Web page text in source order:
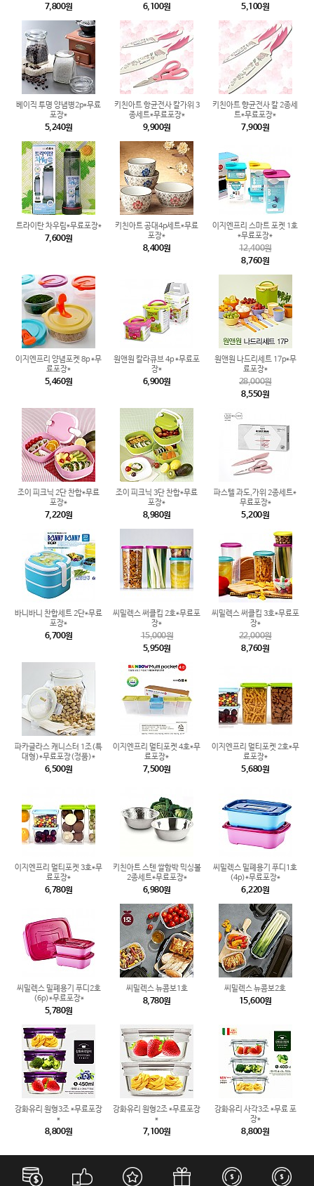
7,800원 6,100원 5,100원
베이직 투명 양념병2p*무료
포장*
5,240원
키친아트 항균전사 칼가위 3
종세트*무료포장*
9,900원
키친아트 향균전사 칼 2종세
트*무료포장*
7,900원
트라이탄 차우림*무료포장*
7,600원
키친아트 공대4p세트*무료
포장*
8,400원
이지엔프리 스마트 포켓 1호
*무료포장*
12,400원
8,760원
이지엔프리 양념포켓 8p *무
료포장*
5,460원
원앤원 칼라큐브 4p *무료포
장*
6,900원
원앤원 나드리세트 17p*무
료포장*
28,000원
8,550원
조이 피크닉 2단 찬합*무료
포장*
7,220원
조이 피크닉 3단 찬합*무료
포장*
8,980원
파스텔 과도,가위 2종세트*
무료포장*
5,200원
바니바니 찬합세트 2단*무료
포장*
6,700원
씨밀렉스 써클킵 2호*무료포
장*
15,000원
5,950원
씨밀렉스 써클킵 3호*무료포
장*
22,000원
8,760원
파카글라스 캐니스터 1조(특
대형)*무료포장(정품)*
6,500원
이지엔프리 멀티포켓 4호*무
료포장*
7,500원
이지엔프리 멀티포켓 2호*무
료포장*
5,680원
이지엔프리 멀티포켓 3호*무
료포장*
6,780원
키친아트 스텐 쌀함박 믹싱볼
2종세트*무료포장*
6,980원
씨밀렉스 밀폐용기 푸디1호
(4p)*무료포장*
6,220원
씨밀렉스 밀폐용기 푸디2호
(6p)*무료포장*
5,780원
씨밀렉스 뉴콤보1호
8,780원
씨밀렉스 뉴콤보2호
15,600원
강화유리 원형3조 *무료포장
*
8,800원
강화유리 원형2조 *무료포장
*
7,100원
강화유리 사각3조 *무료 포
장*
8,800원